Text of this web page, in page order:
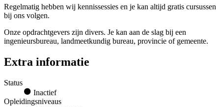
Regelmatig hebben wij kennissessies en je kan altijd gratis cursussen
bij ons volgen.
Onze opdrachtgevers zijn divers. Je kan aan de slag bij een
ingenieursbureau, landmeetkundig bureau, provincie of gemeente.
Extra informatie
Status
Inactief
Opleidingsniveaus